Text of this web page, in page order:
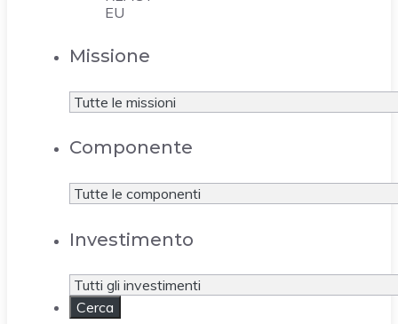
EU
Missione
Componente
Investimento